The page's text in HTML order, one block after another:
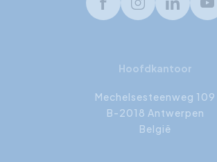
FacebookInstagramLinkedIn
Hoofdkantoor
Mechelsesteenweg 109
B-2018 Antwerpen
België